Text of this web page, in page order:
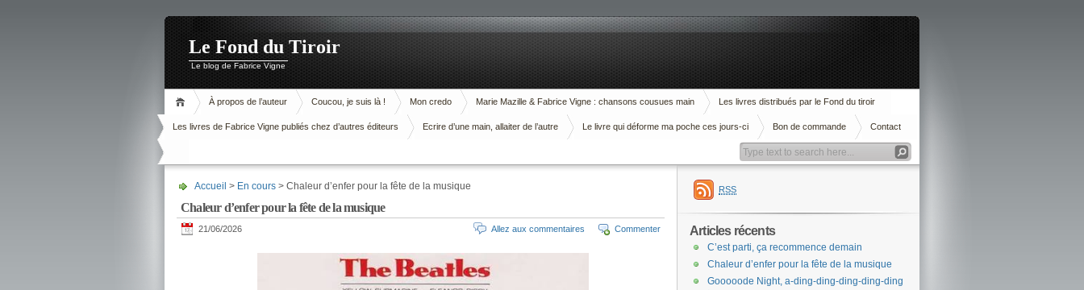
Le Fond du Tiroir
Le blog de Fabrice Vigne
À propos de l’auteur Coucou, je suis là ! Mon credo Marie Mazille & Fabrice Vigne : chansons cousues main Les livres distribués par le Fond du tiroir
Les livres de Fabrice Vigne publiés chez d’autres éditeurs Ecrire d’une main, allaiter de l’autre Le livre qui déforme ma poche ces jours-ci Bon de commande Contact
Accueil > En cours > Chaleur d’enfer pour la fête de la musique
Chaleur d’enfer pour la fête de la musique
21/06/2026 Commenter
Allez aux commentaires
RSS
Articles récents
C’est parti, ça recommence demain
Chaleur d’enfer pour la fête de la musique
Gooooode Night, a-ding-ding-ding-ding-ding